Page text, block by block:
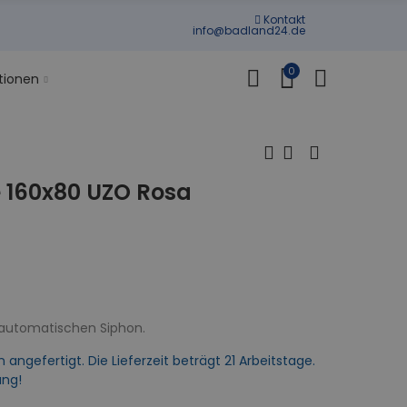
Kontakt
info@badland24.de
0
UZO Rosa
Siphon.
angefertigt. Die Lieferzeit beträgt 21 Arbeitstage.